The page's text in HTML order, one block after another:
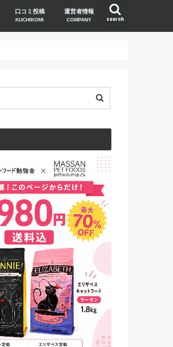
search
口コミ投稿
KUCHIKOMI
運営者情報
COMPANY